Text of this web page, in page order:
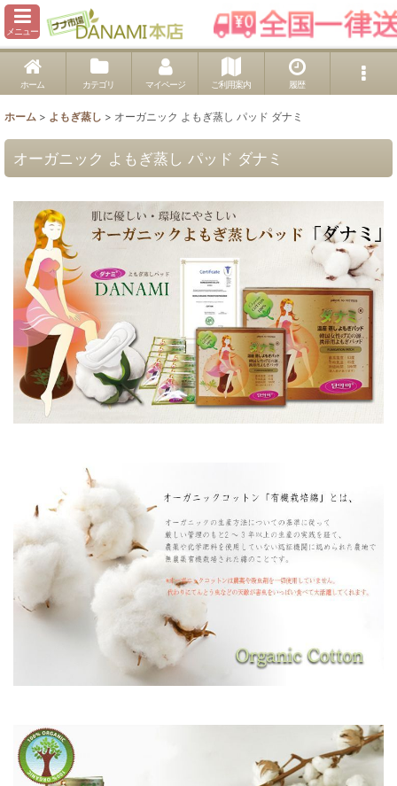
メニュー
ホーム カテゴリ マイページ ご利用案内 履歴
ホーム > よもぎ蒸し > オーガニック よもぎ蒸し パッド ダナミ
オーガニック よもぎ蒸し パッド ダナミ